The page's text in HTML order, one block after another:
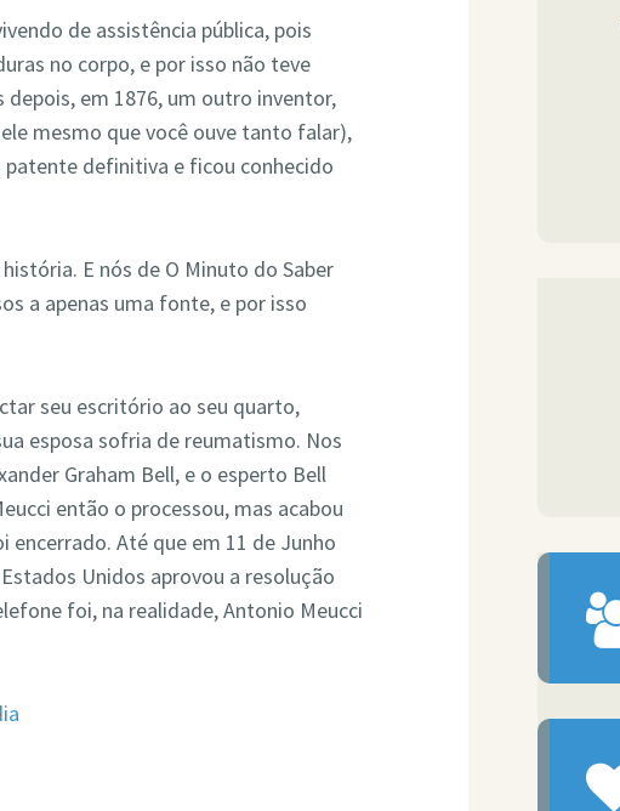
de assistência pública, pois
no corpo, e por isso não teve
em 1876, um outro inventor,
mesmo que você ouve tanto falar),
patente definitiva e ficou conhecido
E nós de O Minuto do Saber
a apenas uma fonte, e por isso
seu escritório ao seu quarto,
esposa sofria de reumatismo. Nos
Graham Bell, e o esperto Bell
então o processou, mas acabou
Até que em 11 de Junho
Unidos aprovou a resolução
foi, na realidade, Antonio Meucci